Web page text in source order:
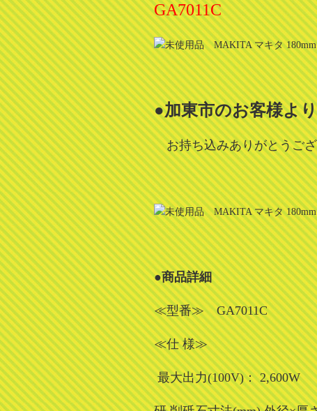
GA7011C
●加東市のお客様よ
お持ち込みありがとうご
●商品詳細
≪型番≫ GA7011C
≪仕 様≫
最大出力(100V)： 2,600W